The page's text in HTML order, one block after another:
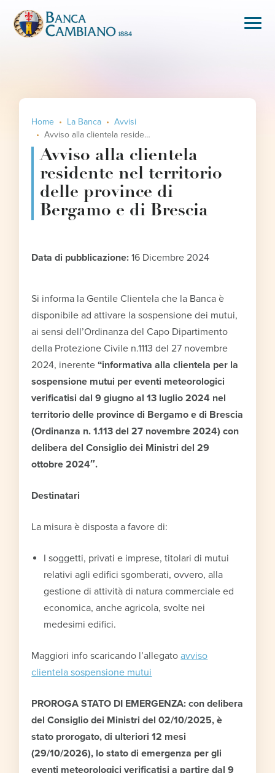
Home La Banca
Avvisi
Avviso alla clientela residente nel territorio delle province di Bergamo e di Brescia
Avviso alla clientela
residente nel territorio
delle province di
Bergamo e di Brescia
Data di pubblicazione: 16 Dicembre 2024
Si informa la Gentile Clientela che la Banca è
disponibile ad attivare la sospensione dei mutui,
ai sensi dell’Ordinanza del Capo Dipartimento
della Protezione Civile n.1113 del 27 novembre
2024, inerente“informativa alla clientela per la
sospensione mutui per eventi meteorologici
verificatisi dal 9 giugno al 13 luglio 2024 nel
territorio delle province di Bergamo e di Brescia
(Ordinanza n. 1.113 del 27 novembre 2024) con
delibera del Consiglio dei Ministri del 29
ottobre 2024″.
Destinatari
La misura è disposta a favore di:
I soggetti, privati e imprese, titolari di mutui
relativi agli edifici sgomberati, ovvero, alla
gestione di attività di natura commerciale ed
economica, anche agricola, svolte nei
medesimi edifici.
Maggiori info scaricando l’allegatoavviso
clientela sospensione mutui
PROROGA STATO DI EMERGENZA: con delibera
del Consiglio dei Ministri del 02/10/2025, è
stato prorogato, di ulteriori 12 mesi
(29/10/2026), lo stato di emergenza per gli
eventi meteorologici verificatisi a partire dal 9